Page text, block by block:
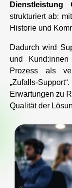
Dienstleistung
strukturiert ab:
Historie und
Dadurch wird
und
Prozess als
„Zufalls-
Erwartungen zu
Qualität der